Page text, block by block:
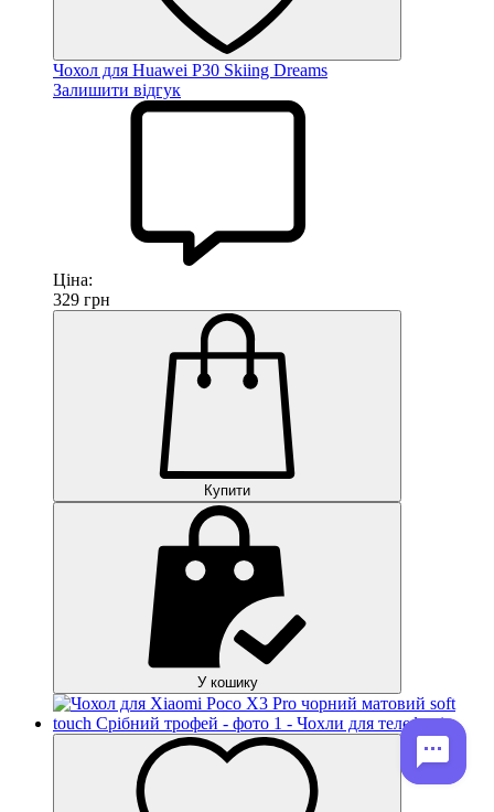
Чохол для Huawei P30 Skiing Dreams
Залишити відгук
Ціна:
329 грн
Купити
У кошику